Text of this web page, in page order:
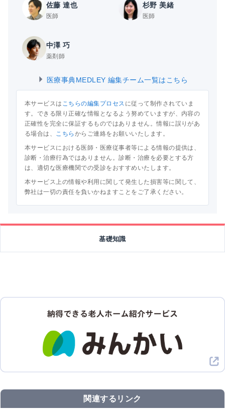
佐藤 達也
医師
杉野 美緒
医師
中澤 巧
薬剤師
医療事典MEDLEY 編集チーム一覧はこちら
本サービスは こちらの編集プロセス に従って制作されていま
す。できる限り正確な情報となるよう努めていますが、内容の
正確性を完全に保証するものではありません。情報に誤りがあ
る場合は、 こちら からご連絡をお願いいたします。
本サービスにおける医師・医療従事者等による情報の提供は、
診断・治療行為ではありません。診断・治療を必要とする方
は、適切な医療機関での受診をおすすめいたします。
本サービス上の情報や利用に関して発生した損害等に関して、
弊社は一切の責任を負いかねますことをご了承ください。
基礎知識
関連するリンク